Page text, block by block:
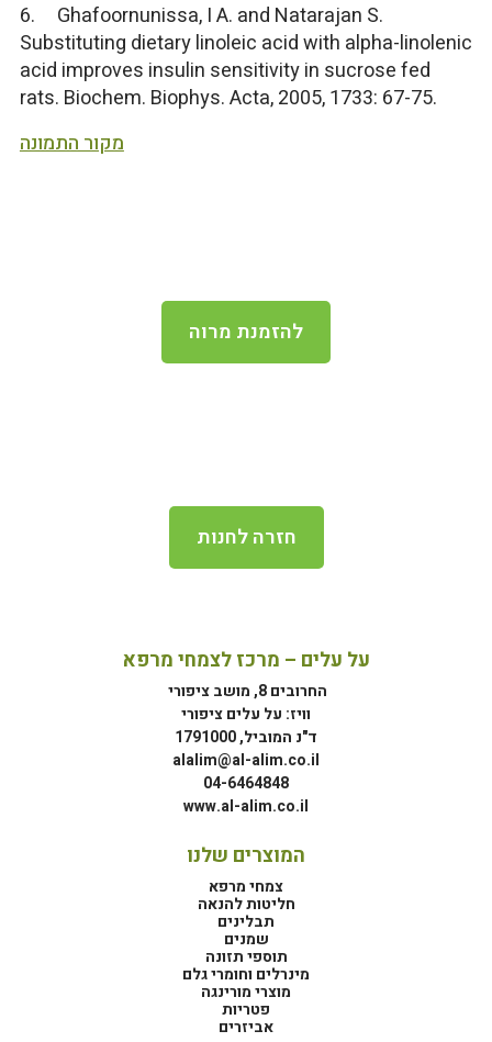
6. Ghafoornunissa, I A. and Natarajan S.
Substituting dietary linoleic acid with alpha-linolenic
acid improves insulin sensitivity in sucrose fed
rats. Biochem. Biophys. Acta, 2005, 1733: 67-75.
מקור התמונה
להזמנת מרוה
חזרה לחנות
על עלים – מרכז לצמחי מרפא
החרובים 8, מושב ציפורי
וויז: על עלים ציפורי
ד"נ המוביל, 1791000
alalim@al-alim.co.il
04-6464848
www.al-alim.co.il
המוצרים שלנו
צמחי מרפא
חליטות להנאה
תבלינים
שמנים
תוספי תזונה
מינרלים וחומרי גלם
מוצרי מורינגה
פטריות
אביזרים